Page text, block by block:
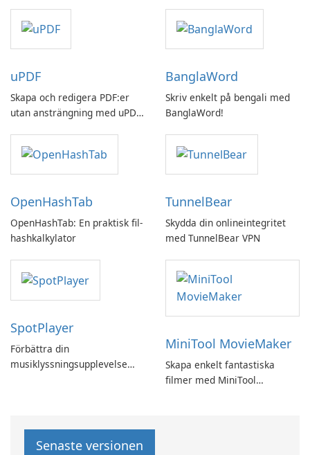
uPDF
Skapa och redigera PDF:er
utan ansträngning med uPDF
BanglaWord
Skriv enkelt på bengali med
BanglaWord!
OpenHashTab
OpenHashTab: En praktisk fil-
hashkalkylator
TunnelBear
Skydda din onlineintegritet
med TunnelBear VPN
SpotPlayer
Förbättra din
musiklyssningsupplevelse
MiniTool MovieMaker
Skapa enkelt fantastiska
filmer med MiniTool
Senaste versionen